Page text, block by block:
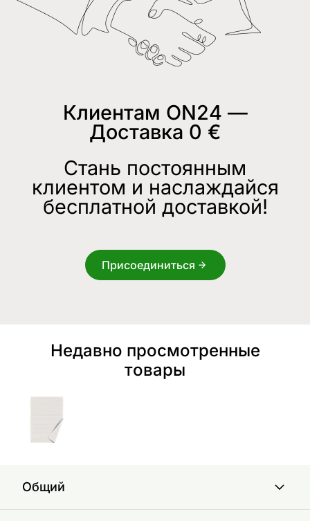
Клиентам ON24 —
Доставка 0 €
Стань постоянным
клиентом и наслаждайся
бесплатной доставкой!
Присоединиться
Недавно просмотренные
товары
Общий